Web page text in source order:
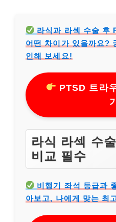
라식과 라섹 수술 후
어떤 차이가 있을까요?
인해 보세요!
PTSD 트라
기
라식 라섹 수
비교 필수
비행기 좌석 등급과
아보고, 나에게 맞는 최